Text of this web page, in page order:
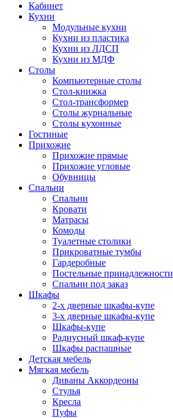
Кабинет
Кухни
Модульные кухни
Кухни из пластика
Кухни из ЛДСП
Кухни из МДФ
Столы
Компьютерные столы
Стол-книжка
Стол-трансформер
Столы журнальные
Столы кухонные
Гостиные
Прихожие
Прихожие прямые
Прихожие угловые
Обувницы
Спальни
Спальни
Кровати
Матрасы
Комоды
Туалетные столики
Прикроватные тумбы
Гардеробные
Постельные принадлежности
Спальни под заказ
Шкафы
2-х дверные шкафы-купе
3-х дверные шкафы-купе
Шкафы-купе
Радиусный шкаф-купе
Шкафы распашные
Детская мебель
Мягкая мебель
Диваны Аккордеоны
Стулья
Кресла
Пуфы